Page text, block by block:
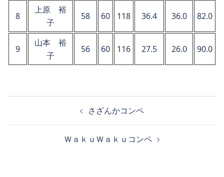
8
上原 裕
子
58 60 118 36.4 36.0 82.0
9
山本 裕
子
56 60 116 27.5 26.0 90.0
さざんかコンペ
ＷａｋｕＷａｋｕコンペ